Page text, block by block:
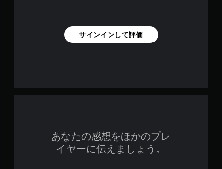
サインインして評価
あなたの感想をほかのプレ
イヤーに伝えましょう。